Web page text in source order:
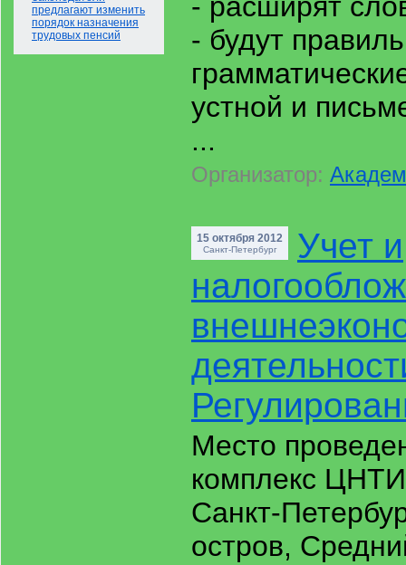
предлагают изменить
порядок назначения
трудовых пенсий
- будут
устной и
...
Организатор:
15 октября 2012
Санкт-Петербург
Учет и
Место
комплекс ЦНТИ
Санкт-
остров,